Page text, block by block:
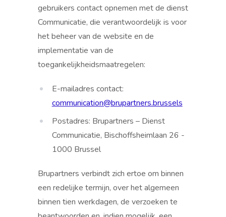
gebruikers contact opnemen met de dienst
Communicatie, die verantwoordelijk is voor
het beheer van de website en de
implementatie van de
toegankelijkheidsmaatregelen:
E-mailadres contact:
communication@brupartners.brussels
Postadres: Brupartners – Dienst
Communicatie, Bischoffsheimlaan 26 -
1000 Brussel
Brupartners verbindt zich ertoe om binnen
een redelijke termijn, over het algemeen
binnen tien werkdagen, de verzoeken te